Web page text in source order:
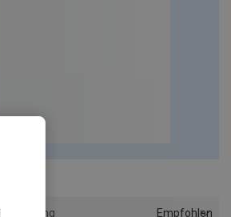
Sortierung Empfohlen